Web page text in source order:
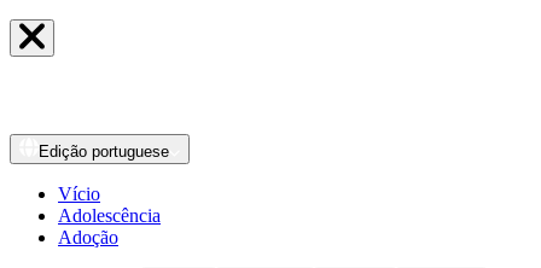
Edição portuguese
Vício
Adolescência
Adoção